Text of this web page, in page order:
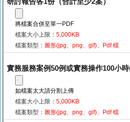
將檔案合併至單一PDF
檔案大小上限： 5,000KB
檔案類型： 圖形(jpg、png、gif)、Pdf 檔
實務服務案例50例或實務操作100小
如檔案太大請分割上傳
檔案大小上限： 5,000KB
檔案類型： 圖形(jpg、png、gif)、Pdf 檔